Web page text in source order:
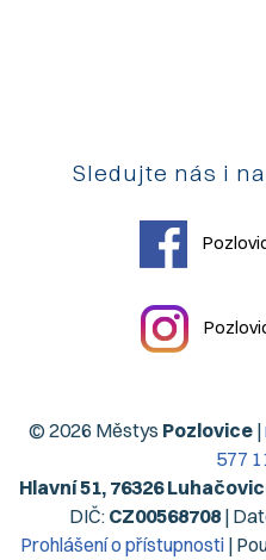
Sledujte nás i
© 2026 Městys Pozlovice|
577
Hlavní 51, 76326
DIČ: CZ00568708 |
Prohlášení o přístupnosti |